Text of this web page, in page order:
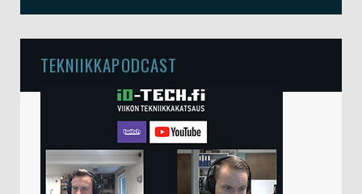
TEKNIIKKAPODCAST